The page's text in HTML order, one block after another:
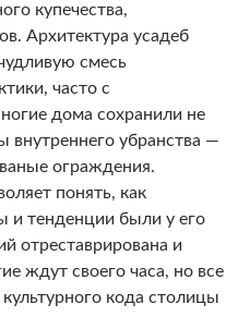
купечества,
Архитектура усадеб
смесь
часто с
дома сохранили не
внутреннего убранства —
ограждения.
понять, как
и тенденции были у его
отреставрирована и
ждут своего часа, но все
кода столицы